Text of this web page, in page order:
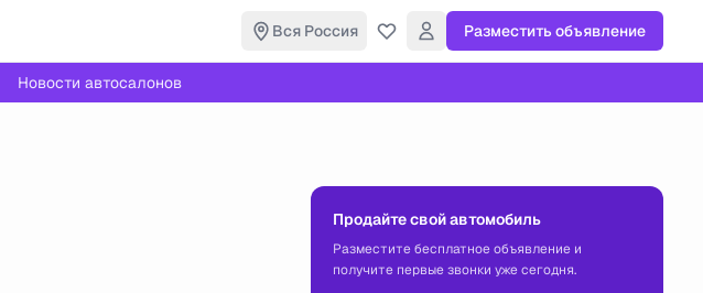
Вся Россия Разместить объявление
Новости автосалонов
Продайте свой автомобиль
Разместите бесплатное объявление и
получите первые звонки уже сегодня.